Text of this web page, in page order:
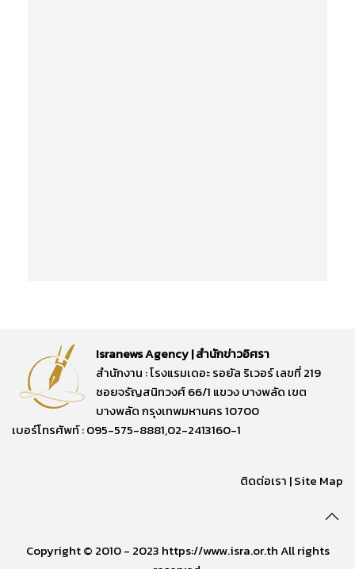
Isranews Agency | สำนักข่าวอิศรา
สำนักงาน : โรงแรมเดอะ รอยัล ริเวอร์ เลขที่ 219
ซอยจรัญสนิทวงศ์ 66/1 แขวง บางพลัด เขต
บางพลัด กรุงเทพมหานคร 10700
เบอร์โทรศัพท์ : 095-575-8881,02-2413160-1
ติดต่อเรา |Site Map
Copyright © 2010 - 2023 https://www.isra.or.th All rights